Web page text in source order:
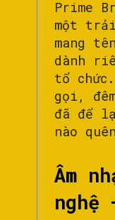
Prime
một trải
mang
dành
tổ
gọi,
đã để
nào
Âm
nghệ